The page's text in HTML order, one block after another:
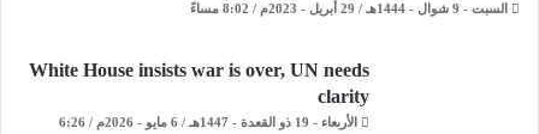
السبت - 9 شوال - 1444هـ / 29 أبريل - 2023م / 8:02 مساءً
White House insists war is over, UN needs
clarity
الأربعاء - 19 ذو القعدة - 1447هـ / 6 مايو - 2026م / 6:26